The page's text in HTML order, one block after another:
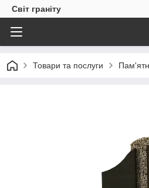
Світ граніту
Товари та послуги